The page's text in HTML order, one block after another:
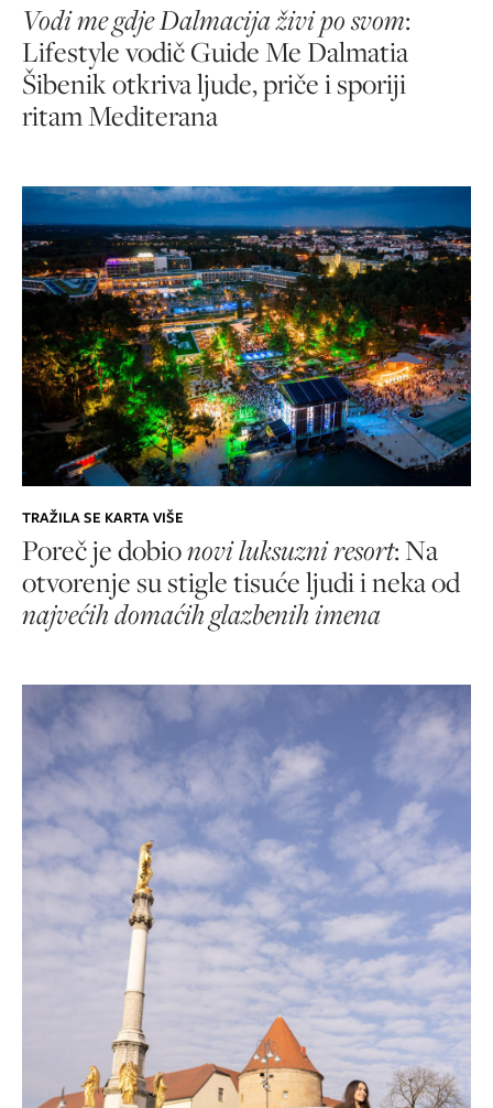
Vodi me gdje Dalmacija živi po svom:
Lifestyle vodič Guide Me Dalmatia
Šibenik otkriva ljude, priče i sporiji
ritam Mediterana
TRAŽILA SE KARTA VIŠE
Poreč je dobionovi luksuzni resort: Na
otvorenje su stigle tisuće ljudi i neka od
najvećih domaćih glazbenih imena